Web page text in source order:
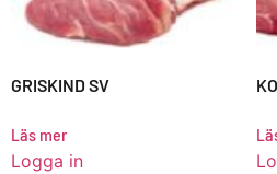
GRISKIND SV
Läs mer
Logga in